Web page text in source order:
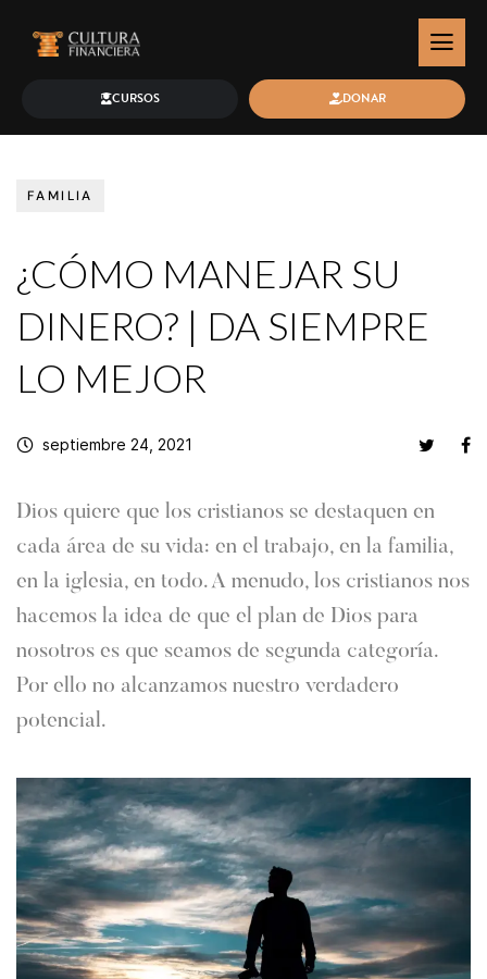
CURSOS DONAR
FAMILIA
¿CÓMO MANEJAR SU
DINERO? | DA SIEMPRE
LO MEJOR
septiembre 24, 2021
Dios quiere que los cristianos se destaquen en
cada área de su vida: en el trabajo, en la familia,
en la iglesia, en todo. A menudo, los cristianos nos
hacemos la idea de que el plan de Dios para
nosotros es que seamos de segunda categoría.
Por ello no alcanzamos nuestro verdadero
potencial.